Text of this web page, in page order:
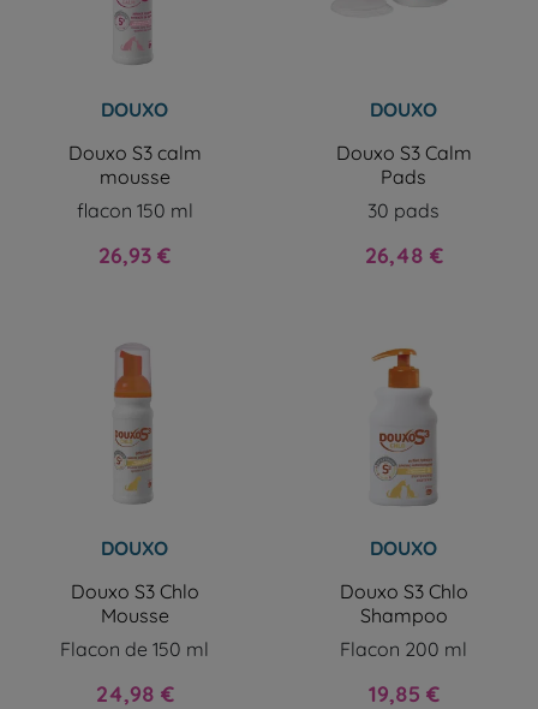
DOUXO
Douxo S3 calm
mousse
flacon 150 ml
Prix
26,93 €
DOUXO
Douxo S3 Calm
Pads
30 pads
Prix
26,48 €
DOUXO
Douxo S3 Chlo
Mousse
Flacon de 150 ml
Prix
24,98 €
DOUXO
Douxo S3 Chlo
Shampoo
Flacon 200 ml
Prix
19,85 €